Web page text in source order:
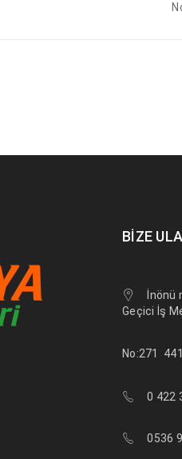
BIZE
İnönü
Geçici İş
No:271
0 422
0536